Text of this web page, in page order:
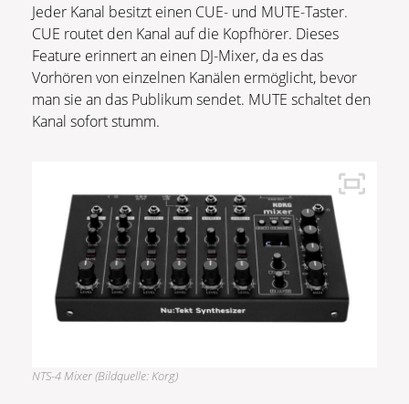
Jeder Kanal besitzt einen CUE- und MUTE-Taster.
CUE routet den Kanal auf die Kopfhörer. Dieses
Feature erinnert an einen DJ-Mixer, da es das
Vorhören von einzelnen Kanälen ermöglicht, bevor
man sie an das Publikum sendet. MUTE schaltet den
Kanal sofort stumm.
NTS-4 Mixer (Bildquelle: Korg)